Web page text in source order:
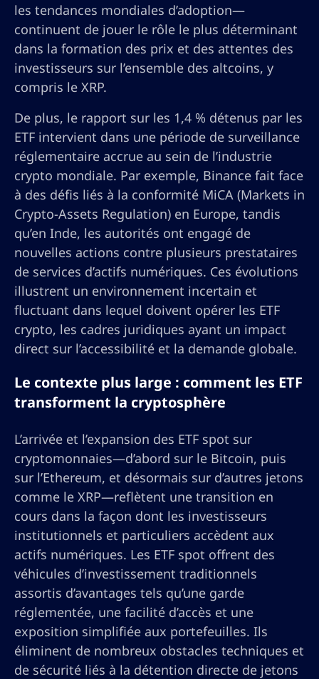
les tendances mondiales d’adoption—
continuent de jouer le rôle le plus déterminant
dans la formation des prix et des attentes des
investisseurs sur l’ensemble des altcoins, y
compris le XRP.
De plus, le rapport sur les 1,4 % détenus par les
ETF intervient dans une période de surveillance
réglementaire accrue au sein de l’industrie
crypto mondiale. Par exemple, Binance fait face
à des défis liés à la conformité MiCA (Markets in
Crypto-Assets Regulation) en Europe, tandis
qu’en Inde, les autorités ont engagé de
nouvelles actions contre plusieurs prestataires
de services d’actifs numériques. Ces évolutions
illustrent un environnement incertain et
fluctuant dans lequel doivent opérer les ETF
crypto, les cadres juridiques ayant un impact
direct sur l’accessibilité et la demande globale.
Le contexte plus large : comment les ETF
transforment la cryptosphère
L’arrivée et l’expansion des ETF spot sur
cryptomonnaies—d’abord sur le Bitcoin, puis
sur l’Ethereum, et désormais sur d’autres jetons
comme le XRP—reflètent une transition en
cours dans la façon dont les investisseurs
institutionnels et particuliers accèdent aux
actifs numériques. Les ETF spot offrent des
véhicules d’investissement traditionnels
assortis d’avantages tels qu’une garde
réglementée, une facilité d’accès et une
exposition simplifiée aux portefeuilles. Ils
éliminent de nombreux obstacles techniques et
de sécurité liés à la détention directe de jetons